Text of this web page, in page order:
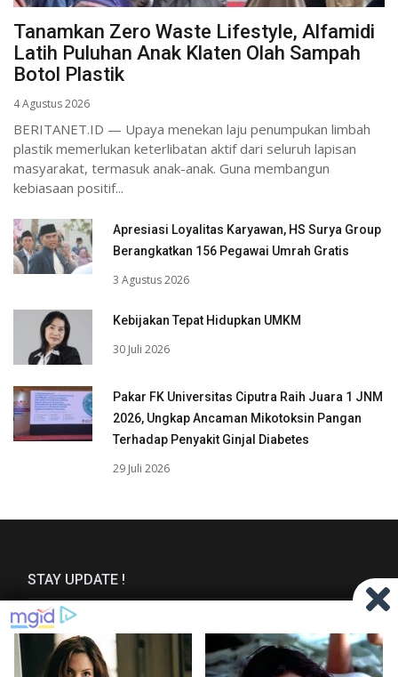
Tanamkan Zero Waste Lifestyle, Alfamidi
Latih Puluhan Anak Klaten Olah Sampah
Botol Plastik
4 Agustus 2026
BERITANET.ID — Upaya menekan laju penumpukan limbah
plastik memerlukan keterlibatan aktif dari seluruh lapisan
masyarakat, termasuk anak-anak. Guna membangun
kebiasaan positif...
Apresiasi Loyalitas Karyawan, HS Surya Group
Berangkatkan 156 Pegawai Umrah Gratis
3 Agustus 2026
Kebijakan Tepat Hidupkan UMKM
30 Juli 2026
Pakar FK Universitas Ciputra Raih Juara 1 JNM
2026, Ungkap Ancaman Mikotoksin Pangan
Terhadap Penyakit Ginjal Diabetes
29 Juli 2026
STAY UPDATE !